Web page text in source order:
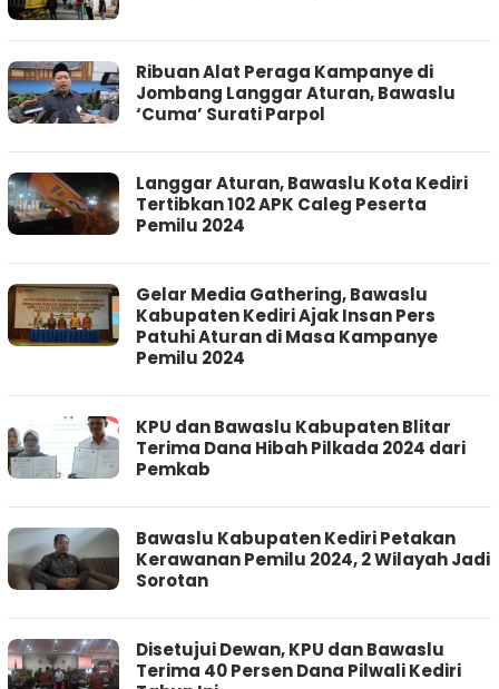
Ribuan Alat Peraga Kampanye di
Jombang Langgar Aturan, Bawaslu
‘Cuma’ Surati Parpol
Langgar Aturan, Bawaslu Kota Kediri
Tertibkan 102 APK Caleg Peserta
Pemilu 2024
Gelar Media Gathering, Bawaslu
Kabupaten Kediri Ajak Insan Pers
Patuhi Aturan di Masa Kampanye
Pemilu 2024
KPU dan Bawaslu Kabupaten Blitar
Terima Dana Hibah Pilkada 2024 dari
Pemkab
Bawaslu Kabupaten Kediri Petakan
Kerawanan Pemilu 2024, 2 Wilayah Jadi
Sorotan
Disetujui Dewan, KPU dan Bawaslu
Terima 40 Persen Dana Pilwali Kediri